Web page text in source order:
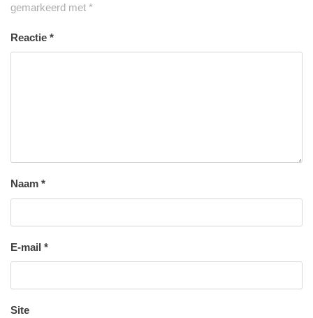
gemarkeerd met *
Reactie *
Naam *
E-mail *
Site